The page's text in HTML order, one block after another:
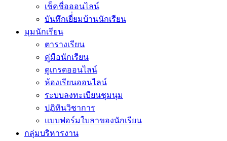
เช็คชื่อออนไลน์
บันทึกเยี่่ยมบ้านนักเรียน
มุมนักเรียน
ตารางเรียน
คู่มือนักเรียน
ดูเกรดออนไลน์
ห้องเรียนออนไลน์
ระบบลงทะเบียนชุมนุม
ปฏิทินวิชาการ
แบบฟอร์มใบลาของนักเรียน
กลุ่มบริหารงาน